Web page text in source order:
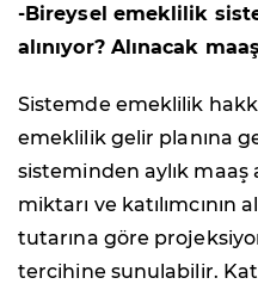
-Bireysel emeklilik
alınıyor? Alınacak
Sistemde emeklilik
emeklilik gelir planına
sisteminden aylık
miktarı ve katılımcının
tutarına göre
tercihine sunulabilir.